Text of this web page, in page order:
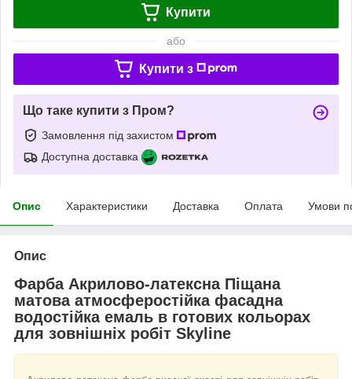
Купити
або
Купити з
Що таке купити з Пром?
Замовлення під захистом
Доступна доставка
Опис Характеристики Доставка Оплата Умови
Опис
Фарба Акрилово-латексна Піщана
матова атмосферостійка фасадна
водостійка емаль в готових кольорах
для зовнішніх робіт Skyline